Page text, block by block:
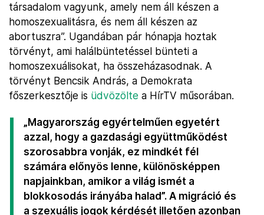
társadalom vagyunk, amely nem áll készen a
homoszexualitásra, és nem áll készen az
abortuszra”. Ugandában pár hónapja hoztak
törvényt, ami halálbüntetéssel bünteti a
homoszexuálisokat, ha összeházasodnak. A
törvényt Bencsik András, a Demokrata
főszerkesztője is üdvözölte a HírTV műsorában.
„Magyarország egyértelműen egyetért
azzal, hogy a gazdasági együttműködést
szorosabbra vonják, ez mindkét fél
számára előnyös lenne, különösképpen
napjainkban, amikor a világ ismét a
blokkosodás irányába halad”. A migráció és
a szexuális jogok kérdését illetően azonban